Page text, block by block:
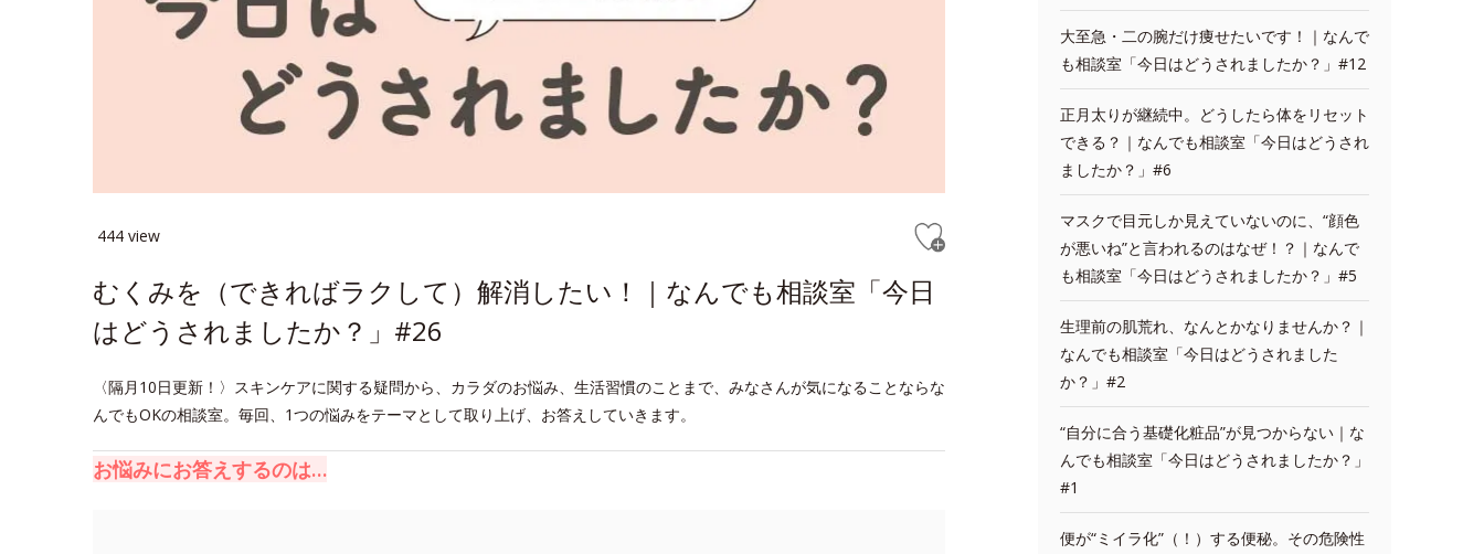
444 view
むくみを（できればラクして）解消したい！｜なんでも相談室「今日
はどうされましたか？」#26
〈隔月10日更新！〉スキンケアに関する疑問から、カラダのお悩み、生活習慣のことまで、みなさんが気になることならな
んでもOKの相談室。毎回、1つの悩みをテーマとして取り上げ、お答えしていきます。
お悩みにお答えするのは…
大至急・二の腕だけ痩せたいです！｜なんで
も相談室「今日はどうされましたか？」#12
正月太りが継続中。どうしたら体をリセット
できる？｜なんでも相談室「今日はどうされ
ましたか？」#6
マスクで目元しか見えていないのに、“顔色
が悪いね”と言われるのはなぜ！？｜なんで
も相談室「今日はどうされましたか？」#5
生理前の肌荒れ、なんとかなりませんか？｜
なんでも相談室「今日はどうされました
か？」#2
“自分に合う基礎化粧品”が見つからない｜な
んでも相談室「今日はどうされましたか？」
#1
便が“ミイラ化”（！）する便秘。その危険性